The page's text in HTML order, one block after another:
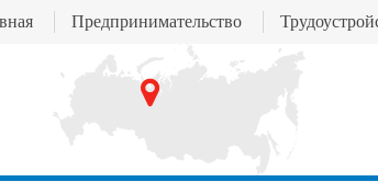
Предпринимательство